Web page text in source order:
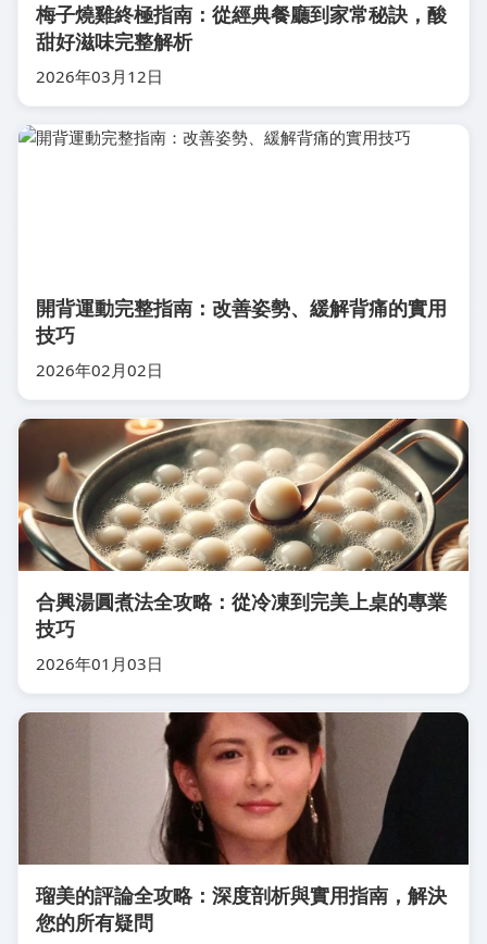
梅子燒雞終極指南：從經典餐廳到家常秘訣，酸
甜好滋味完整解析
2026年03月12日
開背運動完整指南：改善姿勢、緩解背痛的實用
技巧
2026年02月02日
合興湯圓煮法全攻略：從冷凍到完美上桌的專業
技巧
2026年01月03日
瑠美的評論全攻略：深度剖析與實用指南，解決
您的所有疑問